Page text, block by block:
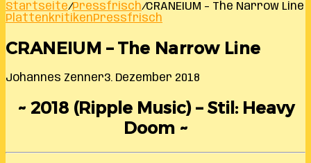
Startseite/Pressfrisch/CRANEIUM – The Narrow Line
PlattenkritikenPressfrisch
CRANEIUM – The Narrow Line
Johannes Zenner3. Dezember 2018
~ 2018 (Ripple Music) – Stil: Heavy
Doom ~